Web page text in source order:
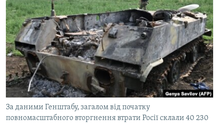
ВСЕ ЗА ДЕНЬ
СПЕЦПРОЕКТИ
ДЕПОРТАЦІЯ
ВІДЕОУРОКИ «ELIFBE»
СВІДЧЕННЯ ОКУПАЦІЇ
УКРАЇНСЬКА ПРОБЛЕМА КРИМУ
ІНФОГРАФІКА
ЯК ОБІЙТИ БЛОКУВАННЯ
Русский
Qırımtatar
ДОЛУЧАЙСЯ!
За даними Генштабу, загалом від початку
повномасштабного вторгнення втрати Росії склали 40 230